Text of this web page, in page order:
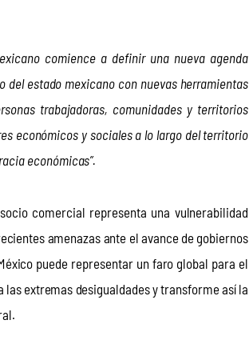
comience a definir una nueva agenda
estado mexicano con nuevas herramientas
trabajadoras, comunidades y territorios
económicos y sociales a lo largo del territorio
económicas”.
comercial representa una vulnerabilidad
amenazas ante el avance de gobiernos
puede representar un faro global para el
extremas desigualdades y transforme así la